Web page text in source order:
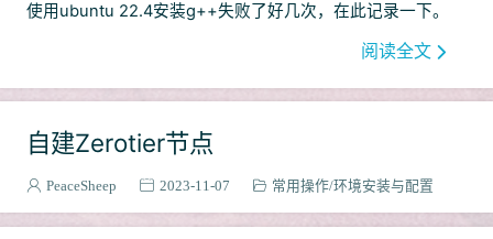
使用ubuntu 22.4安装g++失败了好几次，在此记录一下。
阅读全文
自建Zerotier节点
PeaceSheep 2023-11-07 常用操作 环境安装与配置